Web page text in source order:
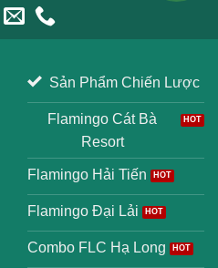
Sản Phẩm Chiến Lược
Flamingo Cát Bà
Resort
Flamingo Hải Tiến
Flamingo Đại Lải
Combo FLC Hạ Long